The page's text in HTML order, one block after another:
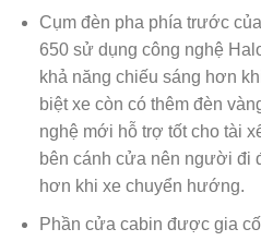
Cụm đèn pha phía trước
650 sử dụng công nghệ
khả năng chiếu sáng hơn
biệt xe còn có thêm đèn
nghệ mới hỗ trợ tốt cho tài
bên cánh cửa nên người đi
hơn khi xe chuyển hướng.
Phần cửa cabin được gia